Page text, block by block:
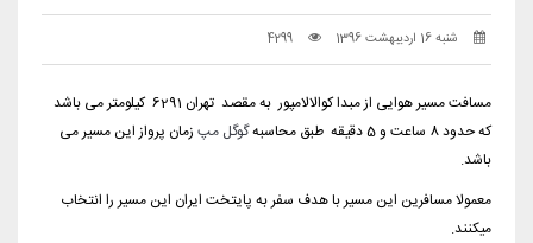
شنبه 16 اردیبهشت 1396 4299
مسافت مسیر هوایی از مبدا کوالالامپور به مقصد تهران 6291
کیلومتر می باشد
که حدود 8 ساعت و 5 دقیقه طبق محاسبه
گوگل مپ زمان پرواز این مسیر می
باشد.
معمولا مسافرین این مسیر با هدف سفر به پایتخت ایران این مسیر را انتخاب
میکنند.